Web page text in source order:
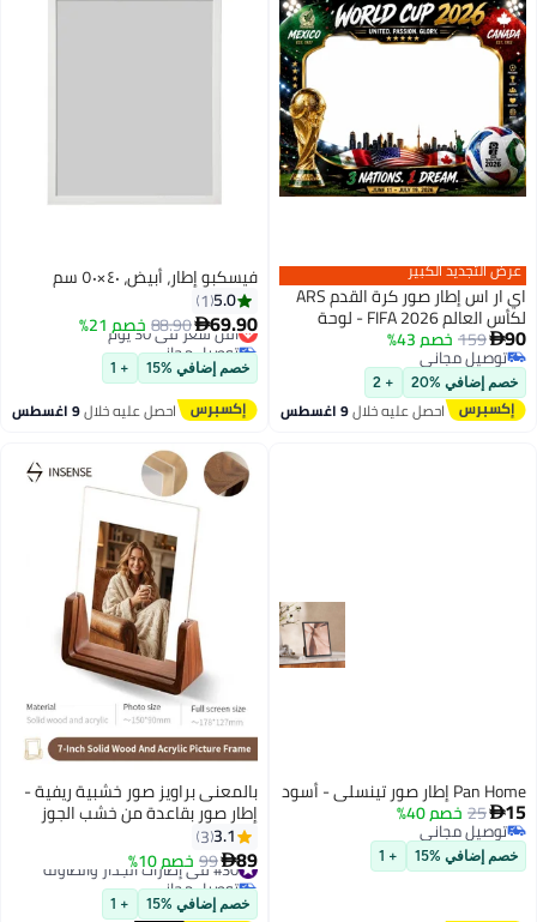
عرض التجديد الكبير
اي ار اس إطار صور كرة القدم ARS
لكأس العالم FIFA 2026 - لوحة
جدارية فاخرة مؤطرة بتصميم
مستوحى من بطولة الولايات
المتحدة الأمريكية وكندا
والمكسيك، ديكور مثالي لعشاق
كرة القدم في المنزل والمكتب.
90
159 خصم 43%
توصيل مجاني
توصيل مجاني
خصم إضافي %20 + 2
احصل عليه خلال9 اغسطس
فيسكبو إطار، أبيض، ٤٠×٥٠ سم
5.0
1
69.90
88.90خصم 21% أقل سعر في 30 يوم
توصيل مجاني
أقل سعر في 30 يوم
خصم إضافي %15 + 1
احصل عليه خلال9 اغسطس
Pan Home إطار صور تينسلي - أسود
15
25 خصم 40%
توصيل مجاني
توصيل مجاني
خصم إضافي %15 + 1
بالمعنى براويز صور خشبية ريفية -
إطار صور بقاعدة من خشب الجوز
وغطاء أكريليك (5×7 بوصة)
3.1
3
89
99 خصم 10% #30 في إطارات الجدار والطاولة
توصيل مجاني
#30 في إطارات الجدار والطاولة
خصم إضافي %15 + 1